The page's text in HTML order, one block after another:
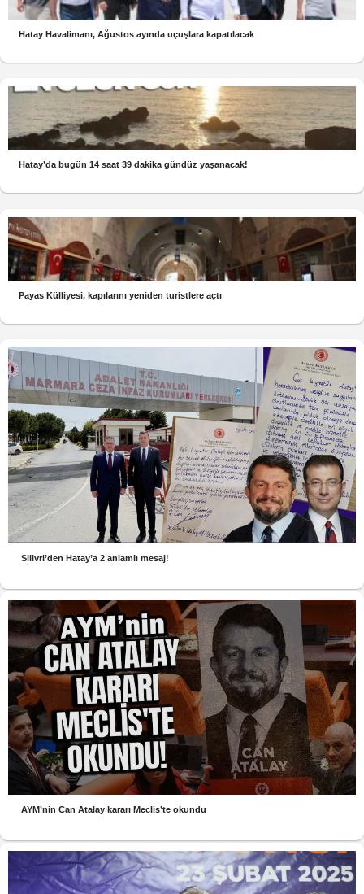
Hatay Havalimanı, Ağustos ayında uçuşlara kapatılacak
Hatay’da bugün 14 saat 39 dakika gündüz yaşanacak!
Payas Külliyesi, kapılarını yeniden turistlere açtı
Silivri’den Hatay’a 2 anlamlı mesaj!
AYM’nin Can Atalay kararı Meclis’te okundu